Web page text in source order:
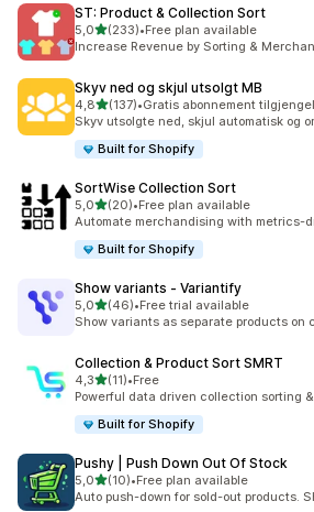
ST: Product & Collection Sort
5,0av 5 stjerner
(233)
Totalt 233 omtaler
•Free plan available
Increase Revenue by Sorting &
Skyv ned og skjul utsolgt MB
4,8av 5 stjerner
(137)
Totalt 137 omtaler
•Gratis abonnement
Skyv utsolgte ned, skjul automatisk og
Built for Shopify
SortWise Collection Sort
5,0av 5 stjerner
(20)
Totalt 20 omtaler
•Free plan available
Automate merchandising with metrics-
Built for Shopify
Show variants ‑ Variantify
5,0av 5 stjerner
(46)
Totalt 46 omtaler
•Free trial available
Show variants as separate products on
Collection & Product Sort SMRT
4,3av 5 stjerner
(11)
Totalt 11 omtaler
•Free
Powerful data driven collection sorting
Built for Shopify
Pushy | Push Down Out Of Stock
5,0av 5 stjerner
(10)
Totalt 10 omtaler
•Free plan available
Auto push-down for sold-out products.